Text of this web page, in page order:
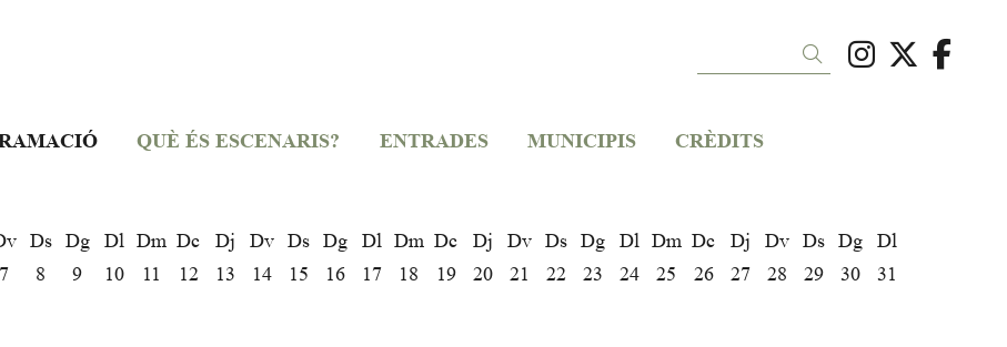
Link aLink
Cercar
QUÈ ÉS ESCENARIS? ENTRADES MUNICIPIS CRÈDITS
7
Ds
8
Dg
9
Dl
10
Dm
11
Dc
12
Dj
13
Dv
14
Ds
15
Dg
16
Dl
17
Dm
18
Dc
19
Dj
20
Dv
21
Ds
22
Dg
23
Dl
24
Dm
25
Dc
26
Dj
27
Dv
28
Ds
29
Dg
30
Dl
31